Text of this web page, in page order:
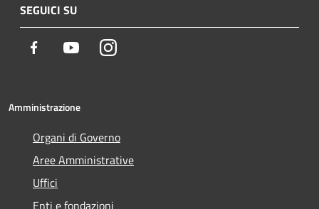
SEGUICI SU
Facebook YoutubeInstagram
Amministrazione
Organi di Governo
Aree Amministrative
Uffici
Enti e fondazioni